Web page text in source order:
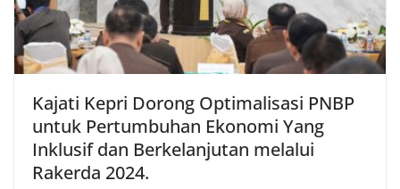
Kajati Kepri Dorong Optimalisasi PNBP
untuk Pertumbuhan Ekonomi Yang
Inklusif dan Berkelanjutan melalui
Rakerda 2024.